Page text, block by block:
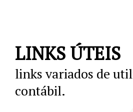
LINKS ÚTEIS
links variados de
contábil.